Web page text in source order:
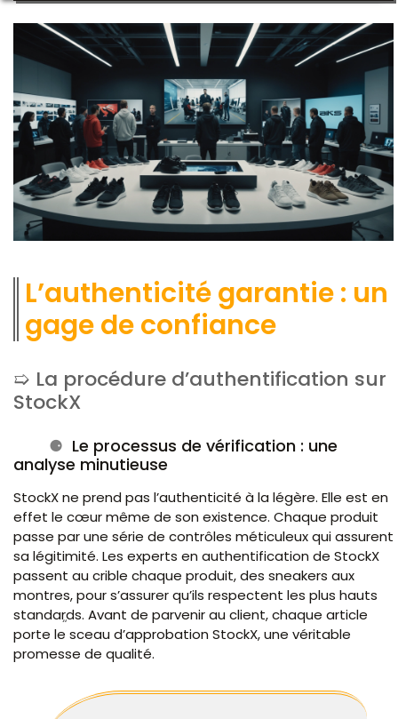
L’authenticité garantie : un
gage de confiance
La procédure d’authentification sur
StockX
Le processus de vérification : une
analyse minutieuse
StockX ne prend pas l’authenticité à la légère. Elle est en
effet le cœur même de son existence. Chaque produit
passe par une série de contrôles méticuleux qui assurent
sa légitimité. Les experts en authentification de StockX
passent au crible chaque produit, des sneakers aux
montres, pour s’assurer qu’ils respectent les plus hauts
standards. Avant de parvenir au client, chaque article
porte le sceau d’approbation StockX, une véritable
promesse de qualité.